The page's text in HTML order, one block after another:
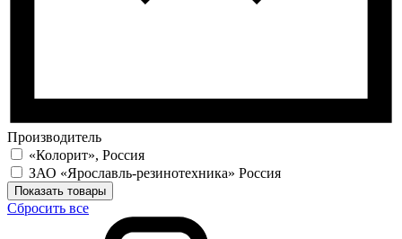
Производитель
«Колорит», Россия
ЗАО «Ярославль-резинотехника» Россия
Показать товары
Сбросить все